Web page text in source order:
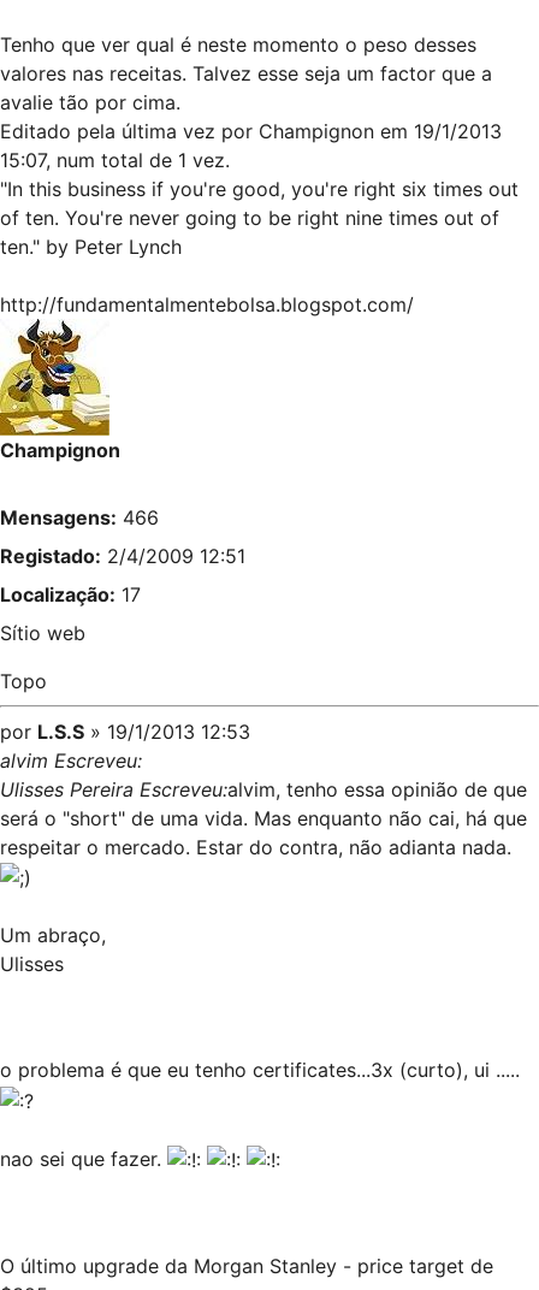
Tenho que ver qual é neste momento o peso desses
valores nas receitas. Talvez esse seja um factor que a
avalie tão por cima.
Editado pela última vez por Champignon em 19/1/2013
15:07, num total de 1 vez.
"In this business if you're good, you're right six times out
of ten. You're never going to be right nine times out of
ten." by Peter Lynch
http://fundamentalmentebolsa.blogspot.com/
Champignon
Mensagens: 466
Registado: 2/4/2009 12:51
Localização: 17
Sítio web
Topo
por L.S.S » 19/1/2013 12:53
alvim Escreveu:
Ulisses Pereira Escreveu:alvim, tenho essa opinião de que
será o "short" de uma vida. Mas enquanto não cai, há que
respeitar o mercado. Estar do contra, não adianta nada.
Um abraço,
Ulisses
o problema é que eu tenho certificates...3x (curto), ui .....
nao sei que fazer.
O último upgrade da Morgan Stanley - price target de